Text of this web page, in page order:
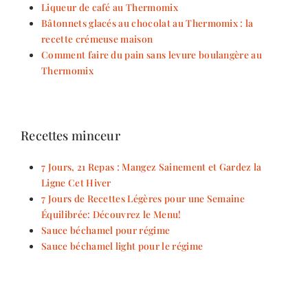
Liqueur de café au Thermomix
Bâtonnets glacés au chocolat au Thermomix : la
recette crémeuse maison
Comment faire du pain sans levure boulangère au
Thermomix
Recettes minceur
7 Jours, 21 Repas : Mangez Sainement et Gardez la
Ligne Cet Hiver
7 Jours de Recettes Légères pour une Semaine
Équilibrée: Découvrez le Menu!
Sauce béchamel pour régime
Sauce béchamel light pour le régime